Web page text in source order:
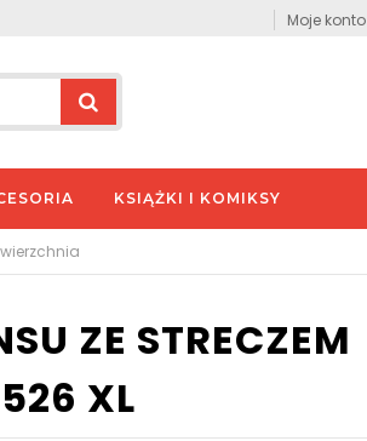
Moje konto
KSIĄŻKI I KOMIKSY
ZE STRECZEM
XL